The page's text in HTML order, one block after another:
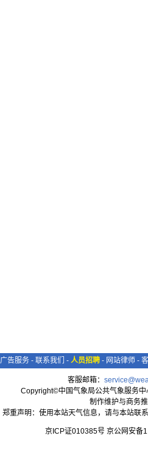
广告服务 - 联系我们 - 人员招聘 - 网站律师 -
客服邮箱：
Copyright©中国气象局公共气象服务
制作维护与商务
郑重声明：使用本站天气信息，请与本站联
京ICP证010385号 京公网安备